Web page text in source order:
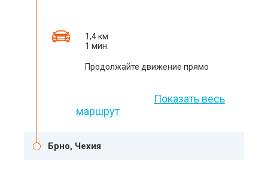
1,4 км
1 мин.
Продолжайте движение прямо
Показать весь
маршрут
Брно, Чехия